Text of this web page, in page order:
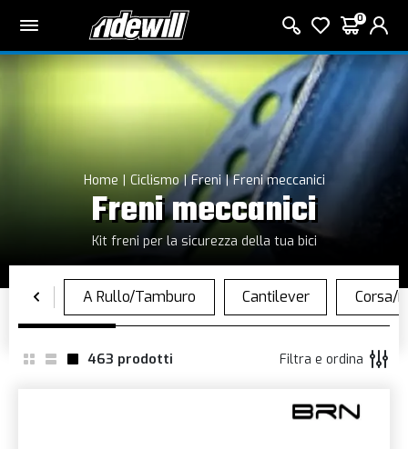
0
Home Ciclismo Freni Freni meccanici
Freni meccanici
Kit freni per la sicurezza della tua bici
463 prodotti Filtra e ordina